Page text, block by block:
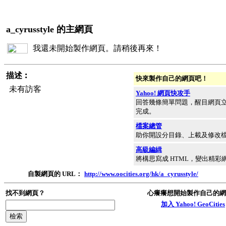
a_cyrusstyle 的主網頁
我還未開始製作網頁。請稍後再來！
描述︰
未有訪客
快來製作自己的網頁吧！
Yahoo! 網頁快攻手
回答幾條簡單問題，醒目網頁
完成。
檔案總管
助你開設分目錄、上載及修改
高級編緝
將構思寫成 HTML，變出精彩
自製網頁的 URL： http://www.oocities.org/hk/a_cyrusstyle/
找不到網頁？
心癢癢想開始製作自己的
加入 Yahoo! GeoCities